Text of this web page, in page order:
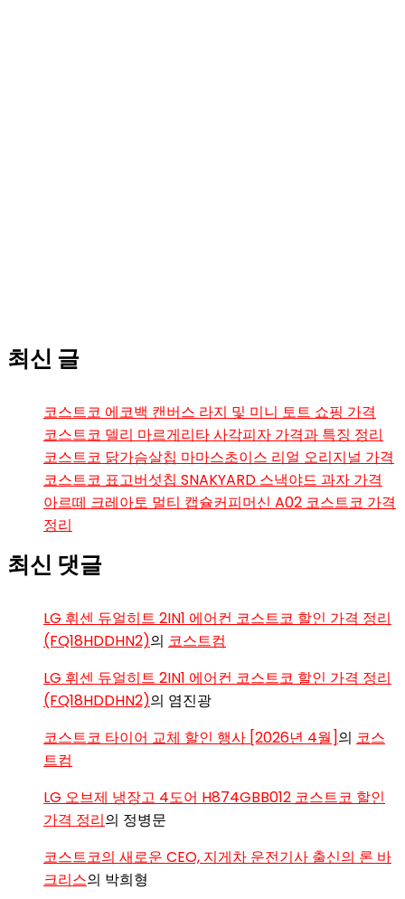
최신 글
코스트코 에코백 캔버스 라지 및 미니 토트 쇼핑 가격
코스트코 델리 마르게리타 사각피자 가격과 특징 정리
코스트코 닭가슴살칩 마마스초이스 리얼 오리지널 가격
코스트코 표고버섯칩 SNAKYARD 스낵야드 과자 가격
아르떼 크레아토 멀티 캡슐커피머신 A02 코스트코 가격
정리
최신 댓글
LG 휘센 듀얼히트 2IN1 에어컨 코스트코 할인 가격 정리
(FQ18HDDHN2)의 코스트컴
LG 휘센 듀얼히트 2IN1 에어컨 코스트코 할인 가격 정리
(FQ18HDDHN2)의 염진광
코스트코 타이어 교체 할인 행사 [2026년 4월]의 코스
트컴
LG 오브제 냉장고 4도어 H874GBB012 코스트코 할인
가격 정리의 정병문
코스트코의 새로운 CEO, 지게차 운전기사 출신의 론 바
크리스의 박희형